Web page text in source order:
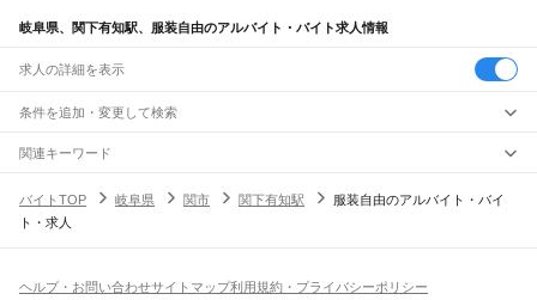
岐阜県、関下有知駅、服装自由のアルバイト・バイト求人情報
求人の詳細を表示
条件を追加・変更して検索
市区町村を追加・変更
岐阜県すべて
岐阜市
駅を追加・変更
職種を追加・変更
飲食・フードサービスすべて
関連キーワード
バイトTOP
岐阜県 関市 関下有知駅
服装自由のアルバイト・バイ
ト・求人
ヘルプ・お問い合わせサイトマップ利用規約・プライバシーポリシー